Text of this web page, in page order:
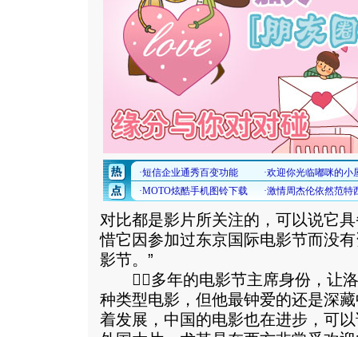
对比都是影片所关注的，可以说它
惜它因参加过东京国际电影节而没
影节。”
多年的电影节主席身份，让洛
种类型电影，但他最钟爱的还是深
着发展，中国的电影也在进步，可